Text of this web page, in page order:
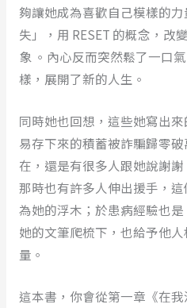
夠讓她成為喜歡自己模樣的
失」，用 RESET 的概念，改
象 。內心反而突然鬆了一口
樣，展開了新的人生。
同時她也回想，這些她寫出
易存下來的積蓄被詐騙歸零
在，還是有很多人跟她說謝
那時也有許多人伸出援手，
為她的浮木；於患病經驗也
她的文筆爬梳下，也給予他
量。
這本書，你會從第一章《在